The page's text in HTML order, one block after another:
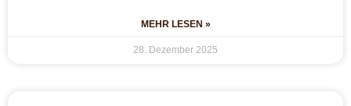
MEHR LESEN »
28. Dezember 2025